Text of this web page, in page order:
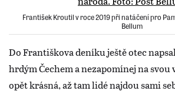
František Kroutil v roce 2019 při natáčení pro
Bellum
Do Františkova deníku ještě otec
hrdým Čechem a nezapomínej na svou
opět krásná, až tam lidé najdou sami